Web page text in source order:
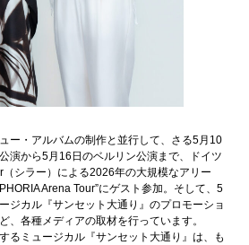
ー・アルバムの制作と並行して、さる5月10
演から5月16日のベルリン公演まで、ドイツ
シラー）による2026年の大規模なアリー
Arena Tour”にゲスト参加。そして、5
ジカル『サンセット大通り』のプロモーショ
、各種メディアの取材を行っています。
るミュージカル『サンセット大通り』は、も